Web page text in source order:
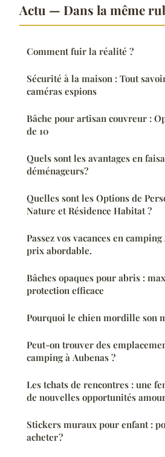
Actu — Dans la même
Comment fuir la réalité ?
Sécurité à la maison : Tout
caméras espions
Bâche pour artisan couvreur :
de 10
Quels sont les avantages en
déménageurs?
Quelles sont les Options de
Nature et Résidence Habitat ?
Passez vos vacances en
prix abordable.
Bâches opaques pour abris :
protection efficace
Pourquoi le chien mordille son
Peut-on trouver des
camping à Aubenas ?
Les tchats de rencontres : une
de nouvelles opportunités
Stickers muraux pour enfant :
acheter ?